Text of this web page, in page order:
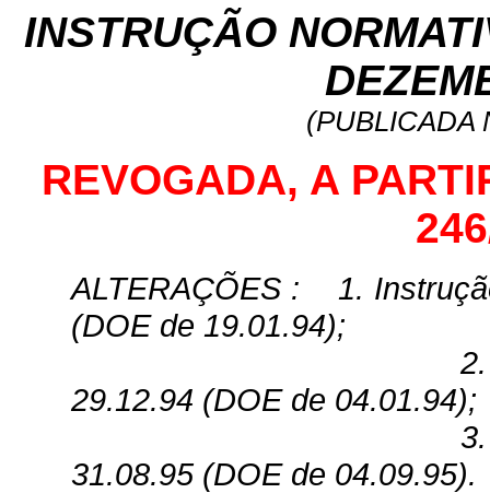
INSTRUÇÃO
(PUBLICADA
REVOGADA, A
ALTERAÇÕES :
1.
(DOE de 19.01.94);
29.12.94 (DOE de 04.01.94);
31.08.95 (DOE de 04.09.95).